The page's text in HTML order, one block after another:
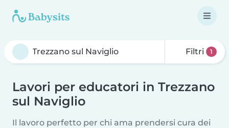
Filtri 1
Lavori per educatori in Trezzano
sul Naviglio
Il lavoro perfetto per chi ama prendersi cura dei